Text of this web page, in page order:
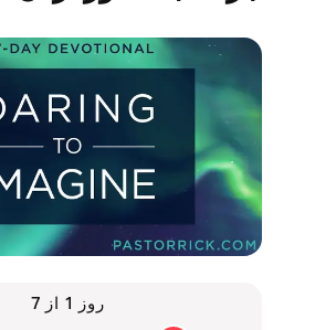
روز 1 از 7